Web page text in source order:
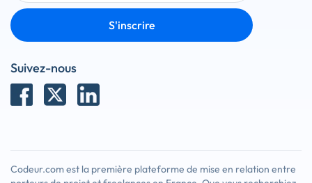
S'inscrire
Suivez-nous
Codeur.com est la première plateforme de mise en relation entre